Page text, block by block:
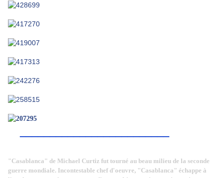
"Casablanca" de Michael Curtiz fut tourné au beau milieu de la seconde
guerre mondiale. Incontestable chef d'oeuvre, "Casablanca" échappe à